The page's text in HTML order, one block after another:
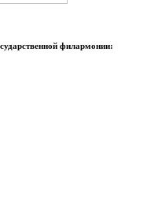
филармонии: